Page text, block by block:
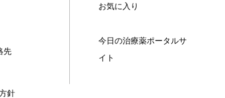
先
針
お気に入り
今日の治療薬ポータルサ
イト